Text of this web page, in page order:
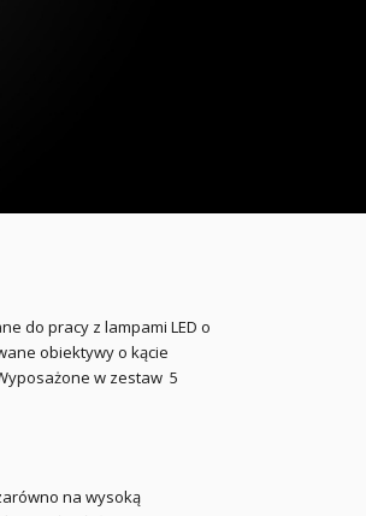
do pracy z lampami LED o
obiektywy o kącie
w zestaw 5
na wysoką